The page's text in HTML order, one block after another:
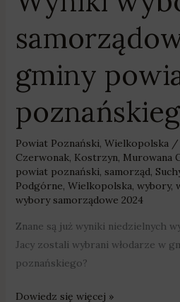
gminy
Powiat Poznański, Wielkopolska/
Czerwonak, Kostrzyn, Murowana
powiat poznański, samorząd,
Podgórne, Wielkopolska, wybory,
wybory samorządowe 2024
Znane są już wyniki niedzielnych
Jacy zostali wybrani włodarze w
poznańskiego?
Dowiedz się więcej »